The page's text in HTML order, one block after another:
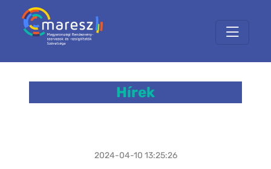
Hírek
2024-04-10 13:25:26